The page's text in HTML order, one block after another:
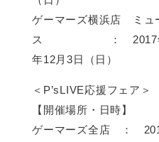
ゲーマーズ横浜店 ミュ
ス ： 2017年11
年12月3日（日）
＜P’sLIVE応援フェア＞
【開催場所・日時】
ゲーマーズ全店 ：